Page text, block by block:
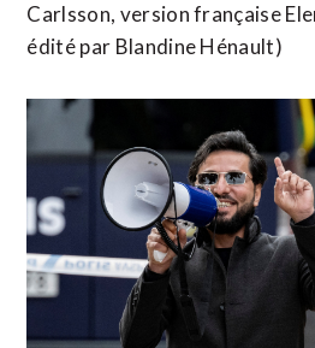
Carlsson, version française
édité par Blandine Hénault)